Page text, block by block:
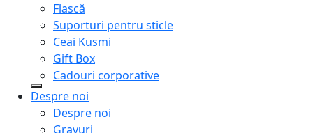
Flască
Suporturi pentru sticle
Ceai Kusmi
Gift Box
Cadouri corporative
Despre noi
Despre noi
Gravuri